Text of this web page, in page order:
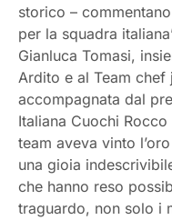
storico –
per la squadra
Gianluca Tomasi,
Ardito e al Team
accompagnata dal
Italiana Cuochi
team aveva vinto
una gioia
che hanno reso
traguardo, non solo i